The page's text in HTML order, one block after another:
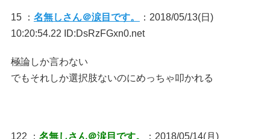
15 ： 名無しさん＠涙目です。
：2018/05/13(日)
10:20:54.22 ID:DsRzFGxn0.net
極論しか言わない
でもそれしか選択肢ないのにめっちゃ叩かれる
122 ： 名無しさん＠涙目です。
：2018/05/14(月)